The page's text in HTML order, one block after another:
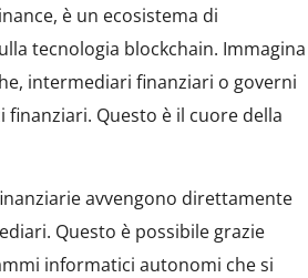
è un ecosistema di
tecnologia blockchain. Immagina
intermediari finanziari o governi
Questo è il cuore della
avvengono direttamente
Questo è possibile grazie
informatici autonomi che si